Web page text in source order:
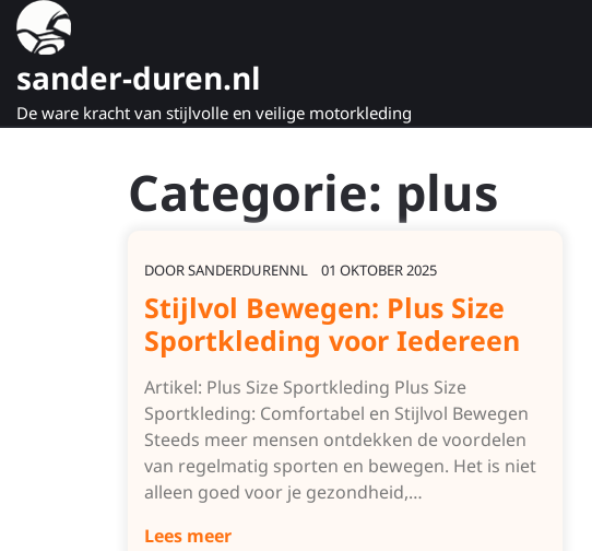
Naar
de
gaansander-duren.nl
De ware kracht van stijlvolle en veilige motorkleding
Categorie: plus
DOORSANDERDURENNL 01 OKTOBER 2025
Stijlvol Bewegen: Plus Size
Sportkleding voor Iedereen
Artikel: Plus Size Sportkleding Plus Size
Sportkleding: Comfortabel en Stijlvol Bewegen
Steeds meer mensen ontdekken de voordelen
van regelmatig sporten en bewegen. Het is niet
alleen goed voor je gezondheid,…
Lees meer